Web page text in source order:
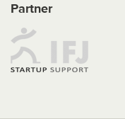
Partner